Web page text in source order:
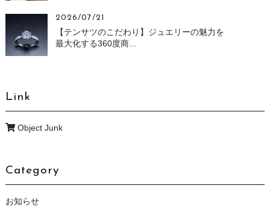
2026/07/21
【テンサツのこだわり】ジュエリーの魅力を
最大化する360度商...
Link
Object Junk
Category
お知らせ